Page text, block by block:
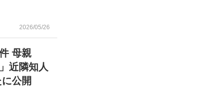
2026/05/26
母親
近隣知人
公開